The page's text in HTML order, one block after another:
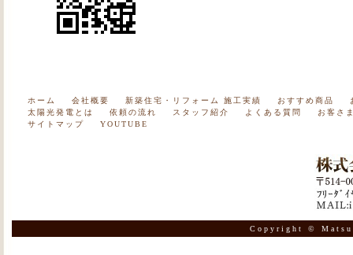
ホーム 会社概要 新築住宅・リフォーム 施工実績 おすすめ商品
太陽光発電とは
依頼の流れ スタッフ紹介 よくある質問
お客さ
サイトマップ
YOUTUBE
Copyright ©